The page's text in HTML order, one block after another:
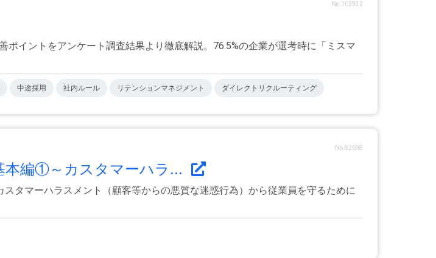
No.102932
イントをアンケート調査結果より徹底解説。76.5%の企業が選考時に「ミスマ
中途採用 社内ルール リテンションマネジメント ダイレクトリクルーティング
No.82698
本編①～カスタマーハラ...
タマーハラスメント（顧客等からの悪質な迷惑行為）から従業員を守るために